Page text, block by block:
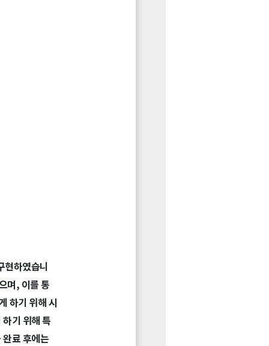
하였습니
며, 이를 통
하기 위해 시
기 위해 특
료 후에는